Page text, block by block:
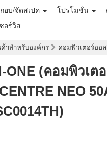
อบ/จัดสเปค โปรโมชั่น
อร์วิส
าสำหรับองค์กร คอมพิวเตอร์ออ
ONE (คอมพิวเต
NEO